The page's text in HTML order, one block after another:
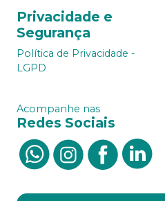
Privacidade e
Segurança
Política de Privacidade -
LGPD
Acompanhe nas
Redes Sociais